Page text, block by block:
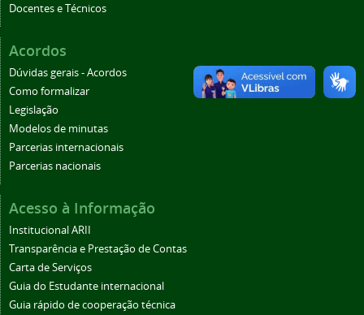
Docentes e Técnicos
Acordos
Dúvidas gerais - Acordos
Como formalizar
Legislação
Modelos de minutas
Parcerias internacionais
Parcerias nacionais
Acesso à Informação
Institucional ARII
Transparência e Prestação de Contas
Carta de Serviços
Guia do Estudante internacional
Guia rápido de cooperação técnica